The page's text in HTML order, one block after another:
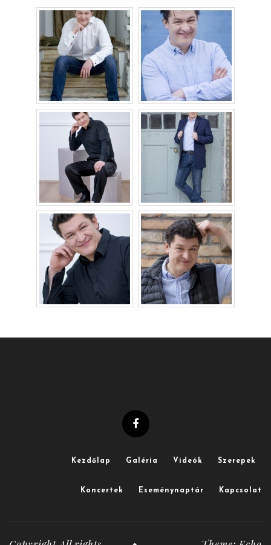
Kezdőlap Galéria Videók Szerepek
Koncertek Eseménynaptár Kapcsolat